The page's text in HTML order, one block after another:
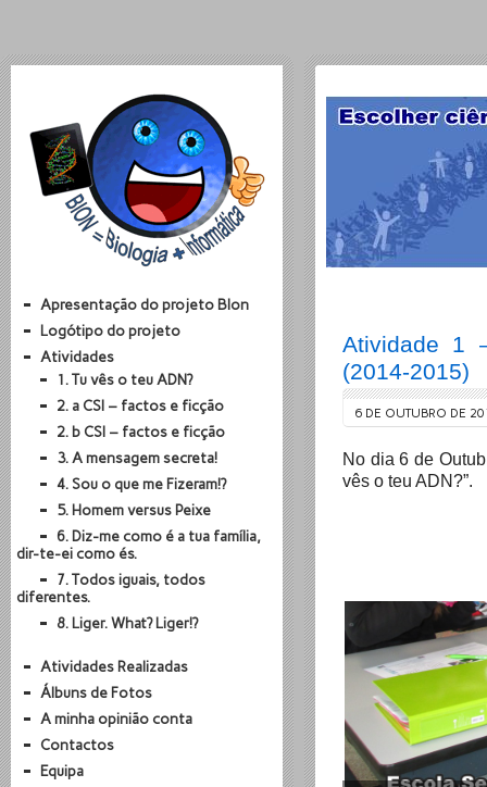
Atividade 1
(2014-2015)
6 DE OUTUBRO DE
No dia 6 de
vês o teu ADN?”.
Apresentação do projeto BIon
Logótipo do projeto
Atividades
1. Tu vês o teu ADN?
2. a CSI – factos e ficção
2. b CSI – factos e ficção
3. A mensagem secreta!
4. Sou o que me Fizeram!?
5. Homem versus Peixe
6. Diz-me como é a tua família,
dir-te-ei como és.
7. Todos iguais, todos
diferentes.
8. Liger. What? Liger!?
Atividades Realizadas
Álbuns de Fotos
A minha opinião conta
Contactos
Equipa